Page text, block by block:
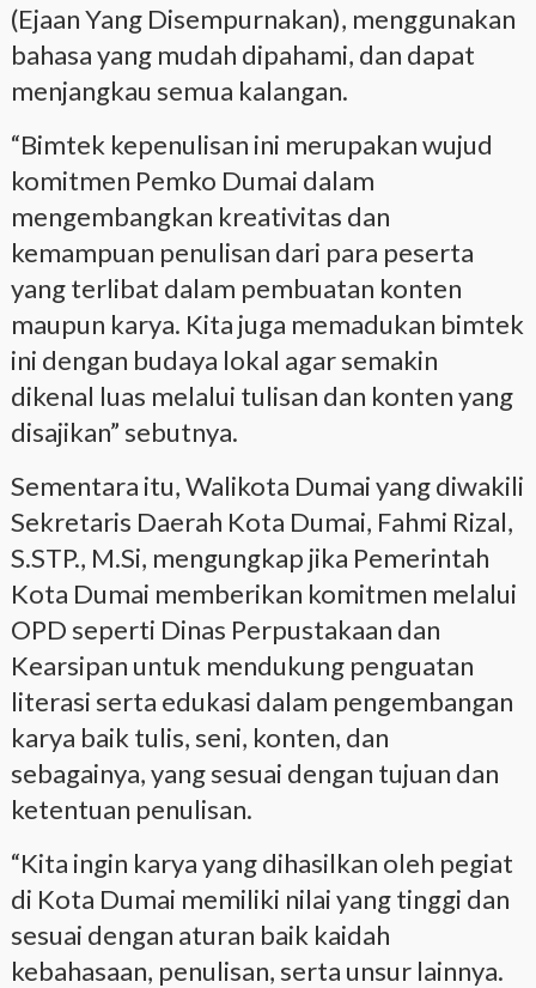
(Ejaan Yang Disempurnakan), menggunakan
bahasa yang mudah dipahami, dan dapat
menjangkau semua kalangan.
“Bimtek kepenulisan ini merupakan wujud
komitmen Pemko Dumai dalam
mengembangkan kreativitas dan
kemampuan penulisan dari para peserta
yang terlibat dalam pembuatan konten
maupun karya. Kita juga memadukan bimtek
ini dengan budaya lokal agar semakin
dikenal luas melalui tulisan dan konten yang
disajikan” sebutnya.
Sementara itu, Walikota Dumai yang diwakili
Sekretaris Daerah Kota Dumai, Fahmi Rizal,
S.STP., M.Si, mengungkap jika Pemerintah
Kota Dumai memberikan komitmen melalui
OPD seperti Dinas Perpustakaan dan
Kearsipan untuk mendukung penguatan
literasi serta edukasi dalam pengembangan
karya baik tulis, seni, konten, dan
sebagainya, yang sesuai dengan tujuan dan
ketentuan penulisan.
“Kita ingin karya yang dihasilkan oleh pegiat
di Kota Dumai memiliki nilai yang tinggi dan
sesuai dengan aturan baik kaidah
kebahasaan, penulisan, serta unsur lainnya.